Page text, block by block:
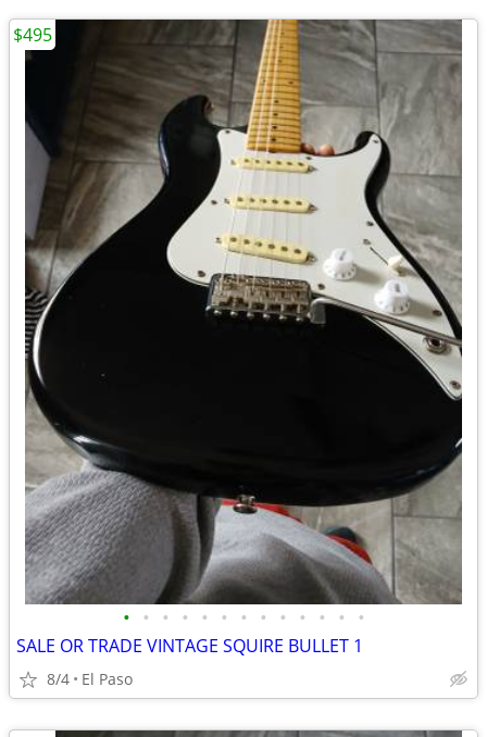
• • • • • • • • • • • • •
SALE OR TRADE VINTAGE SQUIRE BULLET 1
8/4 El Paso
$495